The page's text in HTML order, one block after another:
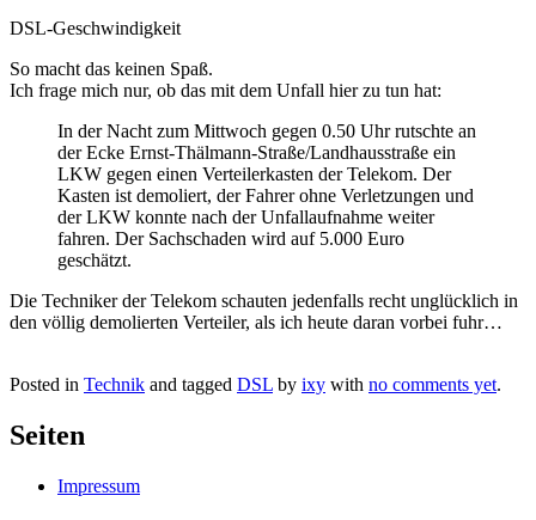
DSL-Geschwindigkeit
So macht das keinen Spaß.
Ich frage mich nur, ob das mit dem Unfall hier zu tun hat:
In der Nacht zum Mittwoch gegen 0.50 Uhr rutschte an
der Ecke Ernst-Thälmann-Straße/Landhausstraße ein
LKW gegen einen Verteilerkasten der Telekom. Der
Kasten ist demoliert, der Fahrer ohne Verletzungen und
der LKW konnte nach der Unfallaufnahme weiter
fahren. Der Sachschaden wird auf 5.000 Euro
geschätzt.
Die Techniker der Telekom schauten jedenfalls recht unglücklich in
den völlig demolierten Verteiler, als ich heute daran vorbei fuhr…
Posted in Technik and tagged DSL by ixy with no comments yet.
Seiten
Impressum